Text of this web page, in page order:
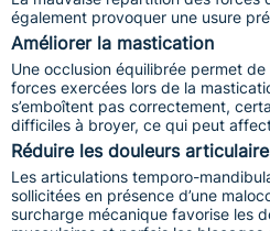
également provoquer une usure
Améliorer la mastication
Une occlusion équilibrée permet
forces exercées lors de la
s’emboîtent pas correctement,
difficiles à broyer, ce qui peut
Réduire les douleurs
Les articulations temporo-
sollicitées en présence d’une
surcharge mécanique favorise les